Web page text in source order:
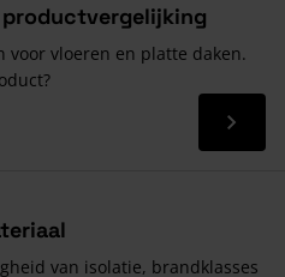
productvergelijking
voor vloeren en platte daken.
Lees
van isolatie, brandklasses